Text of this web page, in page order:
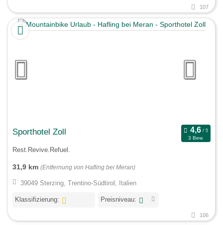
107
Sporthotel Zoll
3 Bew.
Rest.Revive.Refuel.
31,9 km (Entfernung von Hafling bei Meran)
39049 Sterzing, Trentino-Südtirol, Italien
Klassifizierung: Preisniveau:
106